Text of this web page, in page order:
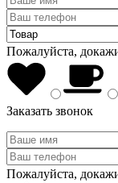
Пожалуйста,
Заказать звонок
Пожалуйста,